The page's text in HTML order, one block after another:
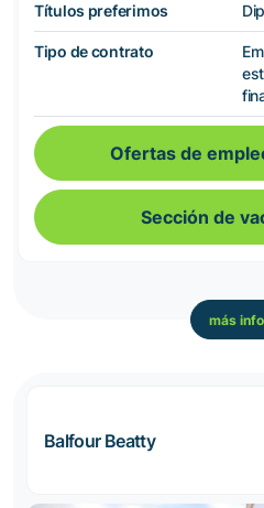
Títulos preferimos
Tipo de contrato
Ofertas de
Sección de
más info
Balfour Beatty